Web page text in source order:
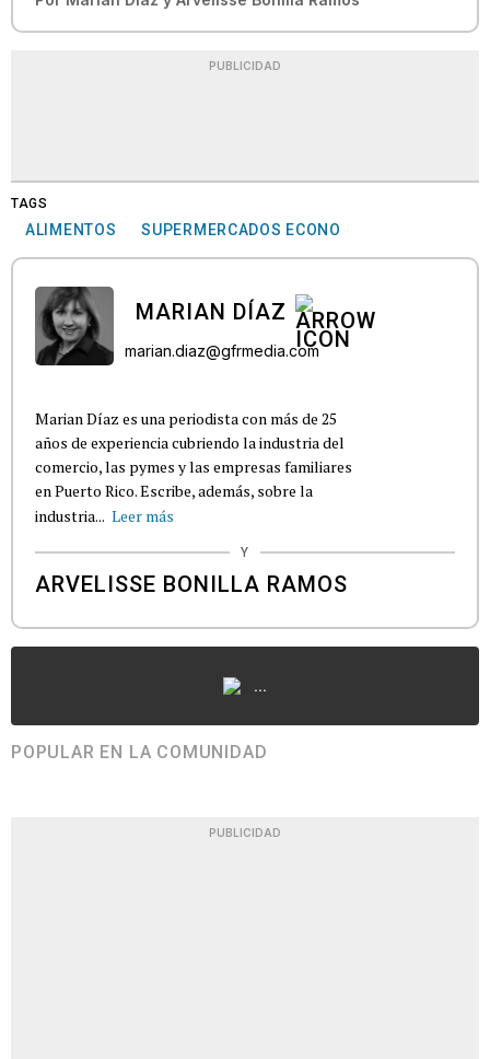
PUBLICIDAD
TAGS
ALIMENTOS SUPERMERCADOS ECONO
MARIAN DÍAZ
marian.diaz@gfrmedia.com
Marian Díaz es una periodista con más de 25
años de experiencia cubriendo la industria del
comercio, las pymes y las empresas familiares
en Puerto Rico. Escribe, además, sobre la
industria... Leer más
Y
ARVELISSE BONILLA RAMOS
...
POPULAR EN LA COMUNIDAD
PUBLICIDAD